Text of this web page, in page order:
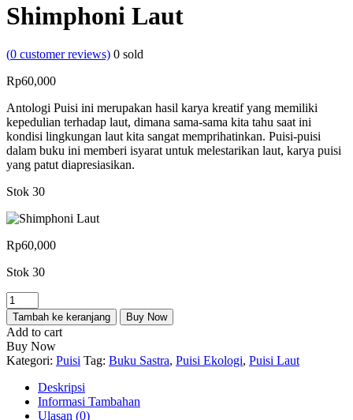
Shimphoni Laut
(0 customer reviews) 0 sold
Rp60,000
Antologi Puisi ini merupakan hasil karya kreatif yang memiliki
kepedulian terhadap laut, dimana sama-sama kita tahu saat ini
kondisi lingkungan laut kita sangat memprihatinkan. Puisi-puisi
dalam buku ini memberi isyarat untuk melestarikan laut, karya puisi
yang patut diapresiasikan.
Stok 30
Rp60,000
Stok 30
Kuantitas
Shimphoni
Laut
Tambah ke keranjang Buy Now
Add to cart
Buy Now
Kategori: Puisi Tag: Buku Sastra, Puisi Ekologi, Puisi Laut
Deskripsi
Informasi Tambahan
Ulasan (0)